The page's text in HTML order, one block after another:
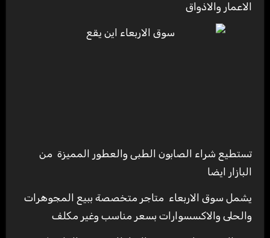
الاعمار والاذواق
تستطيع شراء الصابون الطبى والعطور المميزة من
البازار ايضا
يشمل سوق الاربعاء متاجر متخصصة ببيع المجوهرات
والحلى والاكسسوارات بسعر مناسب وغير مكلف